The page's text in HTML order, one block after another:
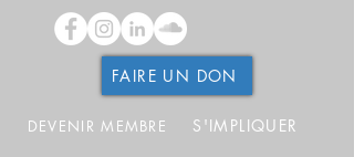
FAIRE UN DON
DEVENIR MEMBRE S'IMPLIQUER